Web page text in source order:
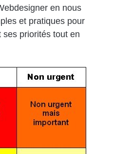
en nous
et pratiques pour
priorités tout en